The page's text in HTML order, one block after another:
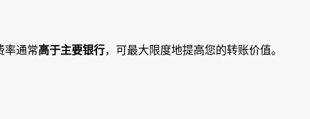
率通常高于主要银行，可最大限度地提高您的转账价值。